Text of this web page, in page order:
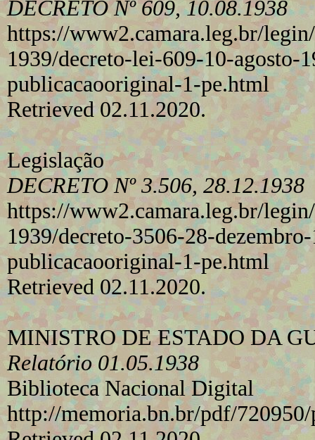
DECRETO Nº 609, 10.08.1938
https://www2.camara.leg.br/
1939/decreto-lei-609-10-agosto-
publicacaooriginal-1-pe.html
Retrieved 02.11.2020.
Legislação
DECRETO Nº 3.506, 28.12.1938
https://www2.camara.leg.br/
1939/decreto-3506-28-
publicacaooriginal-1-pe.html
Retrieved 02.11.2020.
MINISTRO DE ESTADO DA
Relatório 01.05.1938
Biblioteca Nacional Digital
http://memoria.bn.br/pdf/